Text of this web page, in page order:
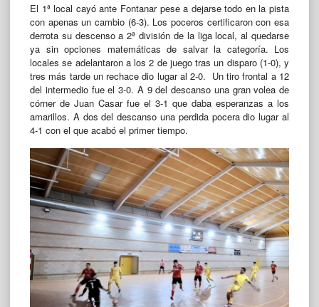
El 1ª local cayó ante Fontanar pese a dejarse todo en la pista
con apenas un cambio (6-3). Los poceros certificaron con esa
derrota su descenso a 2ª división de la liga local, al quedarse
ya sin opciones matemáticas de salvar la categoría. Los
locales se adelantaron a los 2 de juego tras un disparo (1-0), y
tres más tarde un rechace dio lugar al 2-0. Un tiro frontal a 12
del intermedio fue el 3-0. A 9 del descanso una gran volea de
córner de Juan Casar fue el 3-1 que daba esperanzas a los
amarillos. A dos del descanso una perdida pocera dio lugar al
4-1 con el que acabó el primer tiempo.